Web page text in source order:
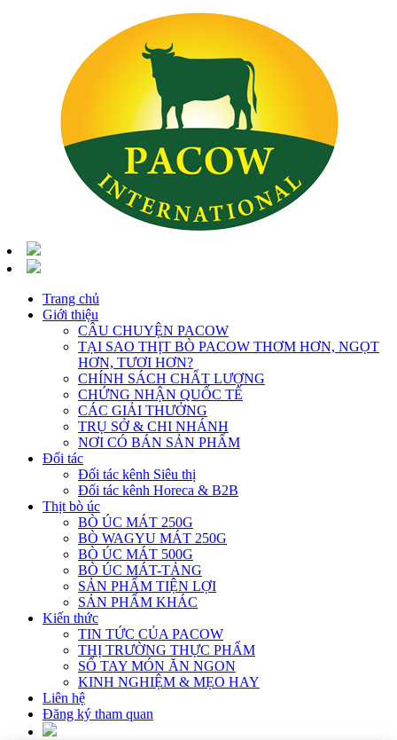
Trang chủ
Giới thiệu
CÂU CHUYỆN PACOW
TẠI SAO THỊT BÒ PACOW THƠM HƠN, NGỌT
HƠN, TƯƠI HƠN?
CHÍNH SÁCH CHẤT LƯỢNG
CHỨNG NHẬN QUỐC TẾ
CÁC GIẢI THƯỞNG
TRỤ SỞ & CHI NHÁNH
NƠI CÓ BÁN SẢN PHẨM
Đối tác
Đối tác kênh Siêu thị
Đối tác kênh Horeca & B2B
Thịt bò úc
BÒ ÚC MÁT 250G
BÒ WAGYU MÁT 250G
BÒ ÚC MÁT 500G
BÒ ÚC MÁT-TẢNG
SẢN PHẨM TIỆN LỢI
SẢN PHẨM KHÁC
Kiến thức
TIN TỨC CỦA PACOW
THỊ TRƯỜNG THỰC PHẨM
SỔ TAY MÓN ĂN NGON
KINH NGHIỆM & MẸO HAY
Liên hệ
Đăng ký tham quan